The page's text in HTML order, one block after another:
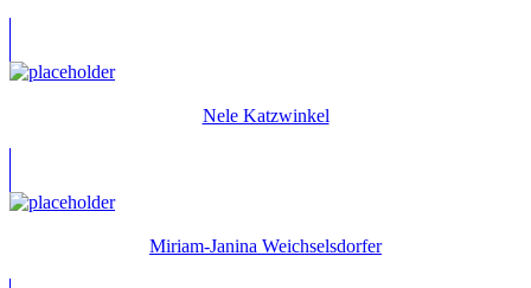
Nele Katzwinkel
Miriam-Janina Weichselsdorfer